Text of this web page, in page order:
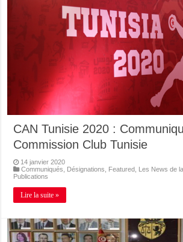
CAN Tunisie 2020 :
Commission Club Tunisie
14 janvier 2020
Communiqués
Désignations Featured Les News de
Publications
Lire la suite »